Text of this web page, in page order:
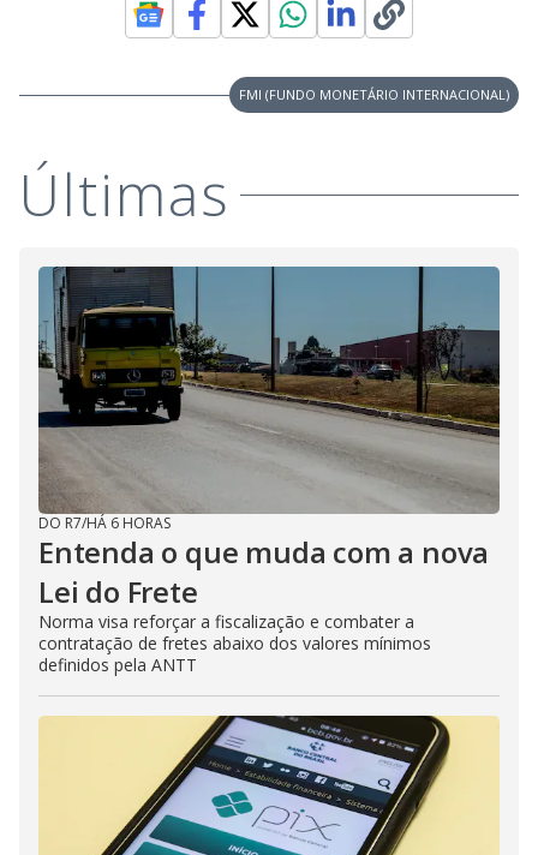
FMI (FUNDO MONETÁRIO INTERNACIONAL)
Últimas
DO R7/HÁ 6 HORAS
Entenda o que muda com a nova
Lei do Frete
Norma visa reforçar a fiscalização e combater a
contratação de fretes abaixo dos valores mínimos
definidos pela ANTT